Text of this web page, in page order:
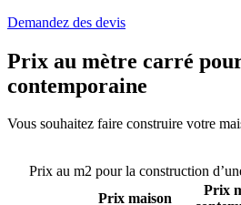
Demandez des devis
Prix au mètre carré
contemporaine
Vous souhaitez faire construire votre
Prix au m2 pour la construction
Prix maison
Prix